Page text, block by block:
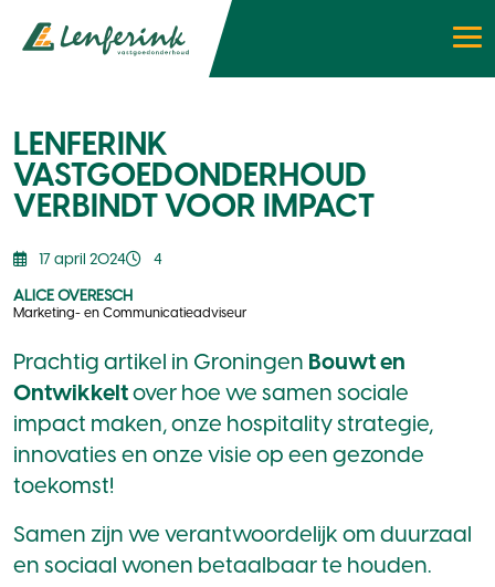
LENFERINK
VASTGOEDONDERHOUD
VERBINDT VOOR IMPACT
ALICE OVERESCH
Marketing- en Communicatieadviseur
17 april 2024 4
Prachtig artikel in Groningen Bouwt en
Ontwikkeltover hoe we samen sociale
impact maken, onze hospitality strategie,
innovaties en onze visie op een gezonde
toekomst!
Samen zijn we verantwoordelijk om duurzaal
en sociaal wonen betaalbaar te houden.